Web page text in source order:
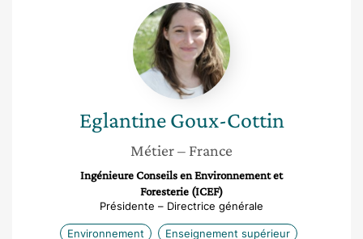
Eglantine
Goux-
Cottin
Eglantine Goux-Cottin
Métier– France
Ingénieure Conseils en Environnement et
Foresterie (ICEF)
Présidente – Directrice générale
Environnement Enseignement supérieur